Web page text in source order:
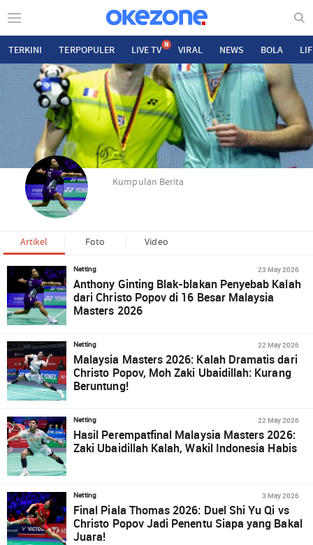
TERKINI TERPOPULER LIVE TV N VIRAL NEWS BOLA
Kumpulan Berita
Artikel Foto Video
Netting 23 May 2026
Anthony Ginting Blak-blakan Penyebab Kalah
dari Christo Popov di 16 Besar Malaysia
Masters 2026
Netting 22 May 2026
Malaysia Masters 2026: Kalah Dramatis dari
Christo Popov, Moh Zaki Ubaidillah: Kurang
Beruntung!
Netting 22 May 2026
Hasil Perempatfinal Malaysia Masters 2026:
Zaki Ubaidillah Kalah, Wakil Indonesia Habis
Netting 3 May 2026
Final Piala Thomas 2026: Duel Shi Yu Qi vs
Christo Popov Jadi Penentu Siapa yang Bakal
Juara!